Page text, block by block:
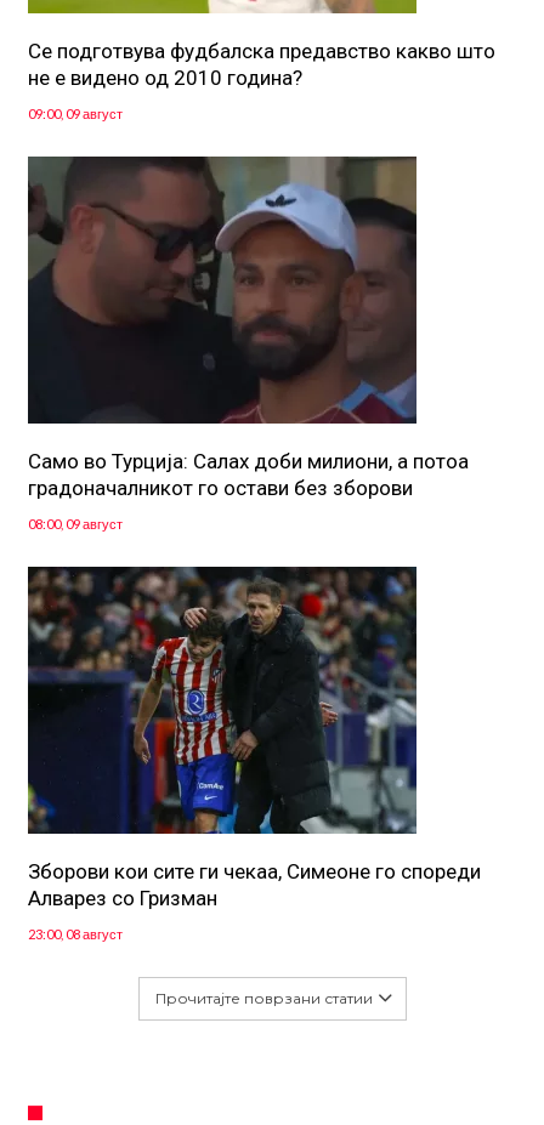
Се подготвува фудбалска предавство какво што
не е видено од 2010 година?
09:00, 09 август
Само во Турција: Салах доби милиони, а потоа
градоначалникот го остави без зборови
08:00, 09 август
Зборови кои сите ги чекаа, Симеоне го спореди
Алварез со Гризман
23:00, 08 август
Прочитајте поврзани статии